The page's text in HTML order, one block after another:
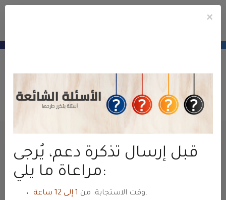
Új Támogatási Jegy
Ügyfélkapu Ügyfél terület
Jegy beküldése
Név
E-mail cím
×
قبل إرسال تذكرة دعم، يُرجى
مراعاة ما يلي:
وقت الاستجابة: من 1 إلى 12 ساعة
.